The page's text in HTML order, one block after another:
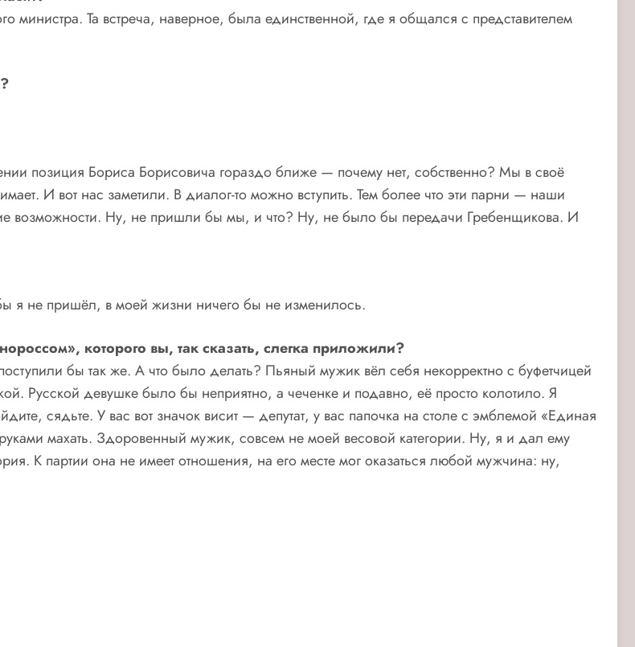
Та встреча, наверное, была единственной, где я общался с представителем
позиция Бориса Борисовича гораздо ближе — почему нет, собственно? Мы в своё
И вот нас заметили. В диалог-то можно вступить. Тем более что эти парни — наши
возможности. Ну, не пришли бы мы, и что? Ну, не было бы передачи Гребенщикова. И
я не пришёл, в моей жизни ничего бы не изменилось.
которого вы, так сказать, слегка приложили?
бы так же. А что было делать? Пьяный мужик вёл себя некорректно с буфетчицей
Русской девушке было бы неприятно, а чеченке и подавно, её просто колотило. Я
сядьте. У вас вот значок висит — депутат, у вас папочка на столе с эмблемой «Единая
махать. Здоровенный мужик, совсем не моей весовой категории. Ну, я и дал ему
К партии она не имеет отношения, на его месте мог оказаться любой мужчина: ну,